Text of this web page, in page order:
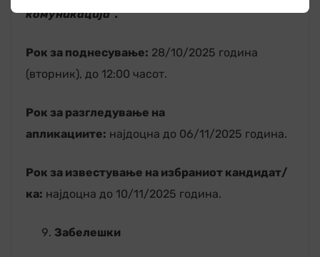
комуникација“.
Рок за поднесување: 28/10/2025 година
(вторник), до 12:00 часот.
Рок за разгледување на
апликациите: најдоцна до 06/11/2025 година.
Рок за известување на избраниот кандидат/
ка: најдоцна до 10/11/2025 година.
Забелешки